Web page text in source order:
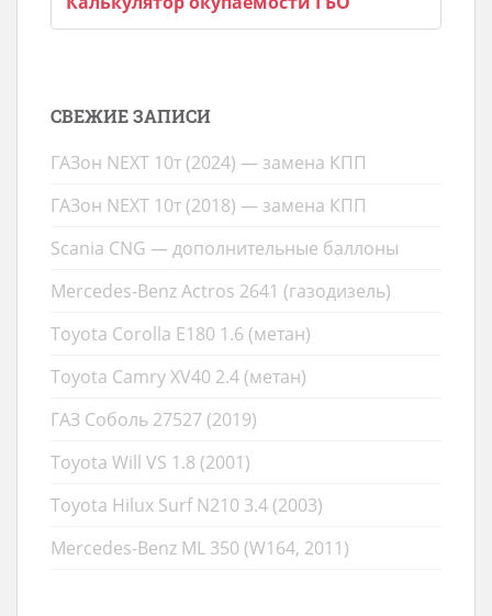
СВЕЖИЕ ЗАПИСИ
ГАЗон NEXT 10т (2024) — замена КПП
ГАЗон NEXT 10т (2018) — замена КПП
Scania CNG — дополнительные баллоны
Mercedes-Benz Actros 2641 (газодизель)
Toyota Corolla E180 1.6 (метан)
Toyota Camry XV40 2.4 (метан)
ГАЗ Соболь 27527 (2019)
Toyota Will VS 1.8 (2001)
Toyota Hilux Surf N210 3.4 (2003)
Mercedes-Benz ML 350 (W164, 2011)